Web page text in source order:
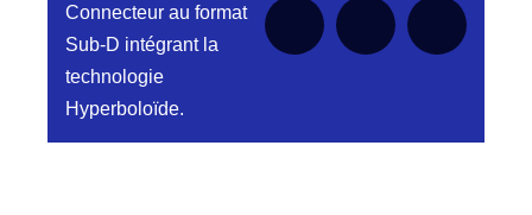
Connecteur au format
Sub-D intégrant la
technologie
Hyperboloïde.